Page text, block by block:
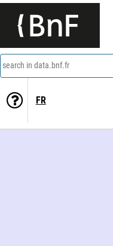
search in data.bnf.fr
FR